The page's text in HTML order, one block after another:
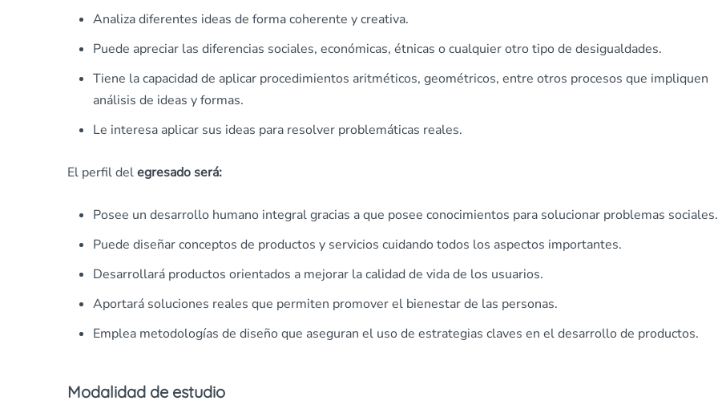
Analiza diferentes ideas de forma coherente y creativa.
Puede apreciar las diferencias sociales, económicas, étnicas o cualquier otro tipo de desigualdades.
Tiene la capacidad de aplicar procedimientos aritméticos, geométricos, entre otros procesos que impliquen
análisis de ideas y formas.
Le interesa aplicar sus ideas para resolver problemáticas reales.
El perfil delegresado será:
Posee un desarrollo humano integral gracias a que posee conocimientos para solucionar problemas sociales.
Puede diseñar conceptos de productos y servicios cuidando todos los aspectos importantes.
Desarrollará productos orientados a mejorar la calidad de vida de los usuarios.
Aportará soluciones reales que permiten promover el bienestar de las personas.
Emplea metodologías de diseño que aseguran el uso de estrategias claves en el desarrollo de productos.
Modalidad de estudio